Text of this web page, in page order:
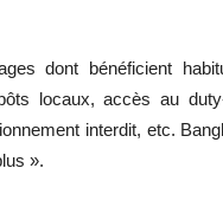
dont bénéficient
locaux, accès au
interdit, etc.
».